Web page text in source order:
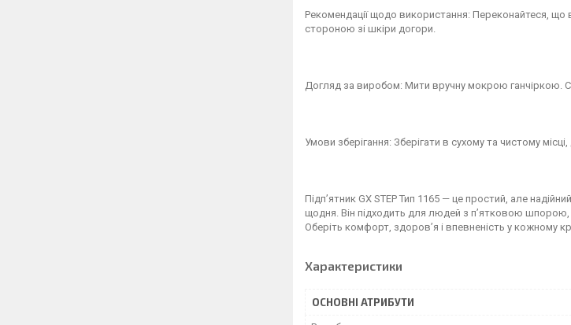
Рекомендації щодо використання: Переконайтеся, що
стороною зі шкіри догори.
Догляд за виробом: Мити вручну мокрою ганчіркою.
Умови зберігання: Зберігати в сухому та чистому
Підп’ятник GX STEP Тип 1165 — це простий, але
щодня. Він підходить для людей з п’ятковою шпорою,
Оберіть комфорт, здоров’я і впевненість у кожному
Характеристики
ОСНОВНІ АТРИБУТИ